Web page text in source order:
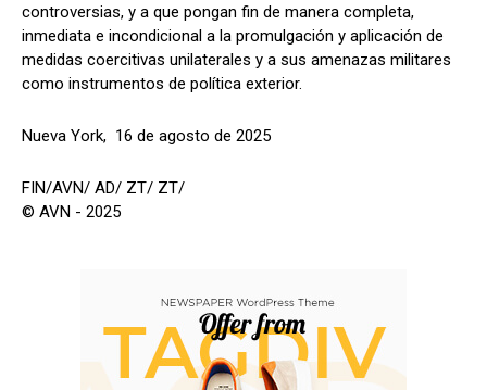
controversias, y a que pongan fin de manera completa,
inmediata e incondicional a la promulgación y aplicación de
medidas coercitivas unilaterales y a sus amenazas militares
como instrumentos de política exterior.
Nueva York, 16 de agosto de 2025
FIN/AVN/ AD/ ZT/ ZT/
© AVN - 2025